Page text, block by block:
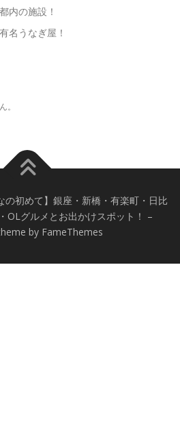
内の施設！
名うなぎ屋！
。
初めて】銀座・新橋・有楽町・日比
OLグルメとお出かけスポット！ –
by FameThemes